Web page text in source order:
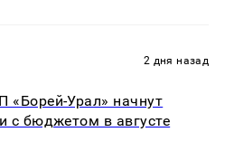
2 дня назад
«Борей-Урал» начнут
с бюджетом в августе